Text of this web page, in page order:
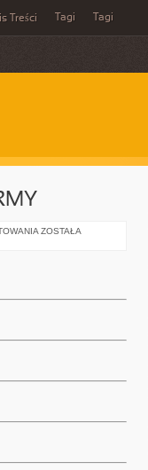
Treści Tagi Tagi
EFEKTYWNA
ZOSTAŁA